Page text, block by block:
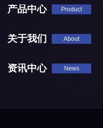
产品中心 Product
关于我们 About
资讯中心 News